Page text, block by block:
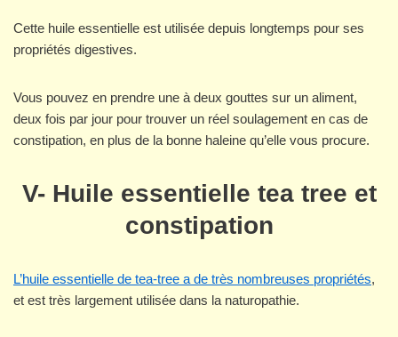
Cette huile essentielle est utilisée depuis longtemps pour ses
propriétés digestives.
Vous pouvez en prendre une à deux gouttes sur un aliment,
deux fois par jour pour trouver un réel soulagement en cas de
constipation, en plus de la bonne haleine qu’elle vous procure.
V- Huile essentielle tea tree et
constipation
L’huile essentielle de tea-tree a de très nombreuses propriétés,
et est très largement utilisée dans la naturopathie.